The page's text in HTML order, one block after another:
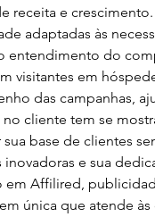
receita e
adaptadas às
entendimento do
visitantes em
das campanhas,
no cliente tem se
base de clientes
inovadoras e sua
em Affilired,
única que atende